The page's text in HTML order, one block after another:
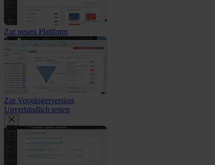
Zur neuen Plattform
Zur Vorgängerversion
Unverbindlich testen